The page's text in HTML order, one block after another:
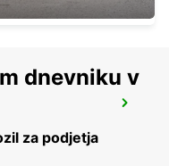
dnevniku v
za podjetja